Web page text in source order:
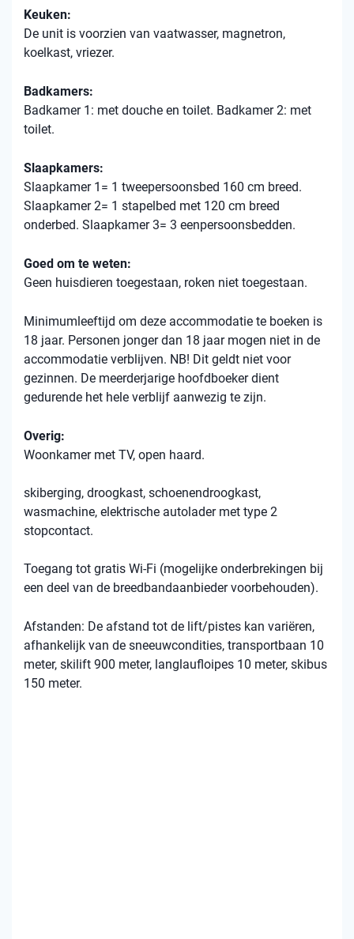
Keuken:
De unit is voorzien van vaatwasser, magnetron,
koelkast, vriezer.
Badkamers:
Badkamer 1: met douche en toilet. Badkamer 2: met
toilet.
Slaapkamers:
Slaapkamer 1= 1 tweepersoonsbed 160 cm breed.
Slaapkamer 2= 1 stapelbed met 120 cm breed
onderbed. Slaapkamer 3= 3 eenpersoonsbedden.
Goed om te weten:
Geen huisdieren toegestaan, roken niet toegestaan.
Minimumleeftijd om deze accommodatie te boeken is
18 jaar. Personen jonger dan 18 jaar mogen niet in de
accommodatie verblijven. NB! Dit geldt niet voor
gezinnen. De meerderjarige hoofdboeker dient
gedurende het hele verblijf aanwezig te zijn.
Overig:
Woonkamer met TV, open haard.
skiberging, droogkast, schoenendroogkast,
wasmachine, elektrische autolader met type 2
stopcontact.
Toegang tot gratis Wi-Fi (mogelijke onderbrekingen bij
een deel van de breedbandaanbieder voorbehouden).
Afstanden: De afstand tot de lift/pistes kan variëren,
afhankelijk van de sneeuwcondities, transportbaan 10
meter, skilift 900 meter, langlaufloipes 10 meter, skibus
150 meter.